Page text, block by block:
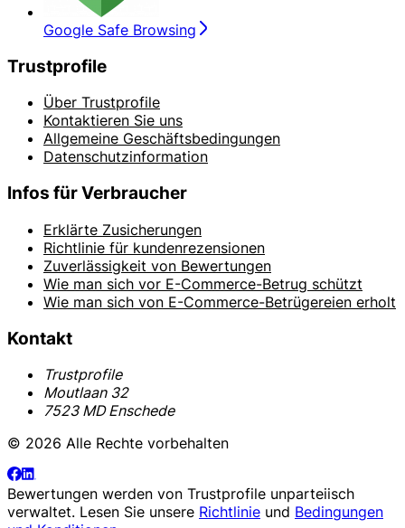
Google Safe Browsing
Trustprofile
Über Trustprofile
Kontaktieren Sie uns
Allgemeine Geschäftsbedingungen
Datenschutzinformation
Infos für Verbraucher
Erklärte Zusicherungen
Richtlinie für kundenrezensionen
Zuverlässigkeit von Bewertungen
Wie man sich vor E-Commerce-Betrug schützt
Wie man sich von E-Commerce-Betrügereien erholt
Kontakt
Trustprofile
Moutlaan 32
7523 MD Enschede
© 2026 Alle Rechte vorbehalten
Bewertungen werden von Trustprofile unparteiisch
verwaltet. Lesen Sie unsere Richtlinie und Bedingungen